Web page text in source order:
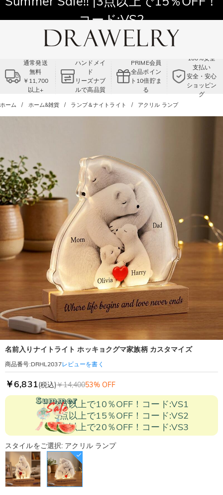
11,700円以上通常配送無料！
Summer Sale!! |3点以上で15％OFF！
コード:VS2
通常発送
無料
￥11,700
以上+
ハンドメイ
ド
リーズナブ
ルで高品質
PRIME会員
全品ポイン
ト10倍貯ま
る
100%安全
支払い
安全・安心
ショッピン
グ
ホーム ホーム&雑貨 ランプ＆ナイトライト アクリル ランプ
名前入りナイトライト ホッキョクグマ家族柄 カスタマイズ
商品番号:DRHL2037レビューを書く
￥6,831(税込)￥14,40053% OFF
2点以上で10％OFF！コード:VS1
3点以上で15％OFF！コード:VS2
5点以上で20％OFF！コード:VS3
スタイルをご選択: アクリル ランプ